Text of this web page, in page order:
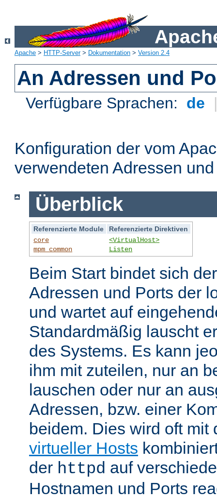
Apache > HTTP-Server> Dokumentation > Version 2.4
An Adressen und
Verfügbare Sprachen: de
Konfiguration der vom
verwendeten Adressen
Überblick
Referenzierte Module
Referenzierte Direktiven
core
mpm_common
<VirtualHost>
Listen
Beim Start bindet sich
Adressen und Ports der
und wartet auf
Standardmäßig lauscht
des Systems. Es kann
ihm mit zuteilen, nur an
lauschen oder nur an
Adressen, bzw. einer
beidem. Dies wird oft mit
virtueller Hosts
der httpd auf
Hostnamen und Ports